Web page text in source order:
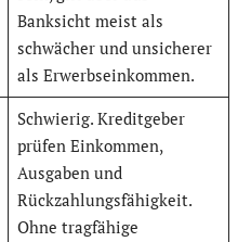
Banksicht meist als
schwächer und unsicherer
als Erwerbseinkommen.
Schwierig. Kreditgeber
prüfen Einkommen,
Ausgaben und
Rückzahlungsfähigkeit.
Ohne tragfähige